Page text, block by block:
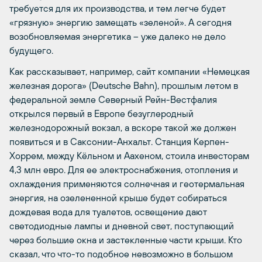
требуется для их производства, и тем легче будет
«грязную» энергию замещать «зеленой». А сегодня
возобновляемая энергетика – уже далеко не дело
будущего.
Как рассказывает, например, сайт компании «Немецкая
железная дорога» (Deutsche Bahn), прошлым летом в
федеральной земле Северный Рейн-Вестфалия
открылся первый в Европе безуглеродный
железнодорожный вокзал, а вскоре такой же должен
появиться и в Саксонии-Анхальт. Станция Керпен-
Хоррем, между Кёльном и Аахеном, стоила инвесторам
4,3 млн евро. Для ее электроснабжения, отопления и
охлаждения применяются солнечная и геотермальная
энергия, на озелененной крыше будет собираться
дождевая вода для туалетов, освещение дают
светодиодные лампы и дневной свет, поступающий
через большие окна и застекленные части крыши. Кто
сказал, что что-то подобное невозможно в большом